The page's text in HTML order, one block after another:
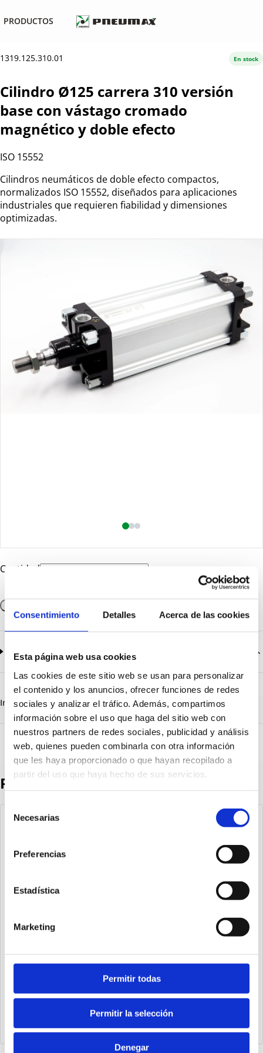
Consentimiento Detalles Acerca de las cookies
Esta página web usa cookies
Las cookies de este sitio web se usan para personalizar
el contenido y los anuncios, ofrecer funciones de redes
sociales y analizar el tráfico. Además, compartimos
información sobre el uso que haga del sitio web con
nuestros partners de redes sociales, publicidad y análisis
web, quienes pueden combinarla con otra información
que les haya proporcionado o que hayan recopilado a
partir del uso que haya hecho de sus servicios.
Necesarias
Preferencias
Estadística
Marketing
Permitir todas
Permitir la selección
Denegar
PRODUCTOS
1319.125.310.01
Cilindro Ø125 carrera 310 versión
base con vástago cromado
magnético y doble efecto
ISO 15552
Cilindros neumáticos de doble efecto compactos,
normalizados ISO 15552, diseñados para aplicaciones
industriales que requieren fiabilidad y dimensiones
optimizadas.
En stock
Cantidad
Documentación
CatalogoGeneral-EN.pdf
Descargar
Serie_1319-1320-1321.pdf
Descargar
Información destacada Detalles técnicosVista 3D
Productos destacados
1540.25.20.03.1
Cilindro Ecompact Ø25 carrera 20 versión vástago pasante
de acero inoxidable con rosca hembra, magnético y doble